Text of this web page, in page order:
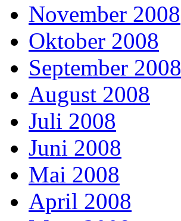
November 2008
Oktober 2008
September 2008
August 2008
Juli 2008
Juni 2008
Mai 2008
April 2008